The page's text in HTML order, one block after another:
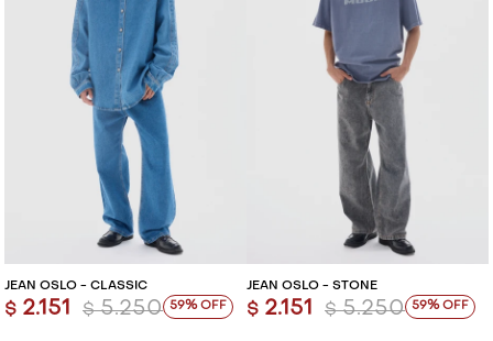
JEAN OSLO - CLASSIC
$ 2.151 $ 5.250 59
JEAN OSLO - STONE
$ 2.151 $ 5.250 59